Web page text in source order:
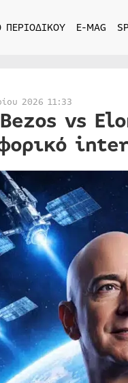
ΠΕΡΙΟΔΙΚΟΥ E-MAG
2026 11:33
vs